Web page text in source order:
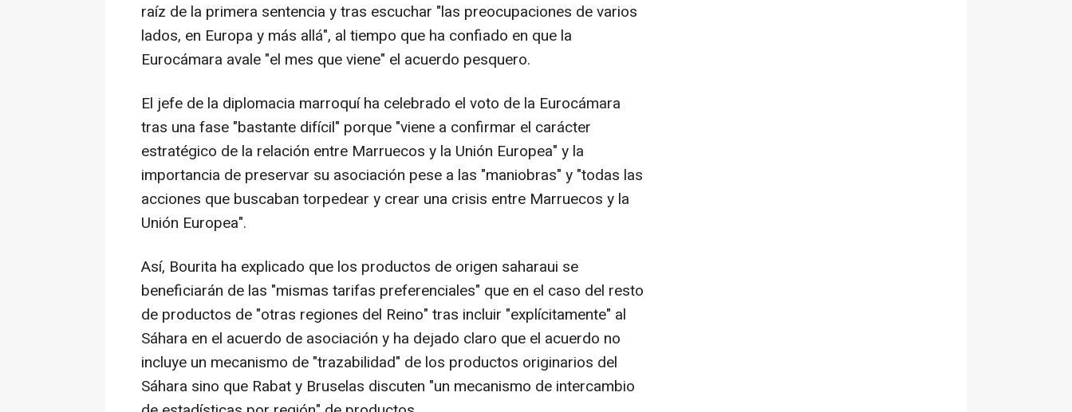
raíz de la primera sentencia y tras escuchar "las preocupaciones de varios
lados, en Europa y más allá", al tiempo que ha confiado en que la
Eurocámara avale "el mes que viene" el acuerdo pesquero.
El jefe de la diplomacia marroquí ha celebrado el voto de la Eurocámara
tras una fase "bastante difícil" porque "viene a confirmar el carácter
estratégico de la relación entre Marruecos y la Unión Europea" y la
importancia de preservar su asociación pese a las "maniobras" y "todas las
acciones que buscaban torpedear y crear una crisis entre Marruecos y la
Unión Europea".
Así, Bourita ha explicado que los productos de origen saharaui se
beneficiarán de las "mismas tarifas preferenciales" que en el caso del resto
de productos de "otras regiones del Reino" tras incluir "explícitamente" al
Sáhara en el acuerdo de asociación y ha dejado claro que el acuerdo no
incluye un mecanismo de "trazabilidad" de los productos originarios del
Sáhara sino que Rabat y Bruselas discuten "un mecanismo de intercambio